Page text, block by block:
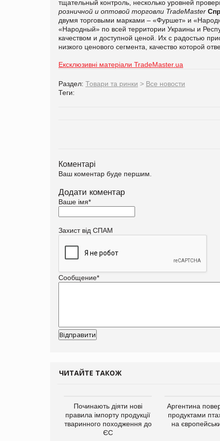
тщательный контроль, несколько уровней
розничной и оптовой торговли TradeMaster
двумя торговыми марками – «Фуршет» и
«Народный» по всей территории Украины и
качеством и доступной ценой. Их с радостью
низкого ценового сегмента, качество которой
Ексклюзивні матеріали TradeMaster.ua
Раздел: Товари та ринки > Все новости
Теги:
Коментарі
Ваш коментар буде першим.
Додати коментар
Ваше імя*
Захист від СПАМ
Сообщение*
ЧИТАЙТЕ ТАКОЖ
Починають діяти нові
правила імпорту продукції
тваринного походження до
ЄС
Аргентина
продуктами
на